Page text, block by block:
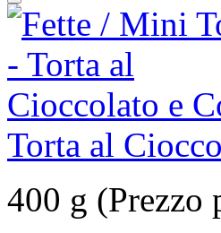
Torta al
400 g (Prezzo